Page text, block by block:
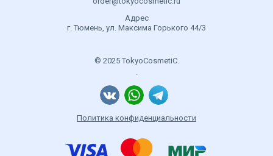
Адрес
г. Тюмень, ул. Максима Горького 44/3
© 2025 TokyoCosmetiC.
.
Политика конфиденциальности